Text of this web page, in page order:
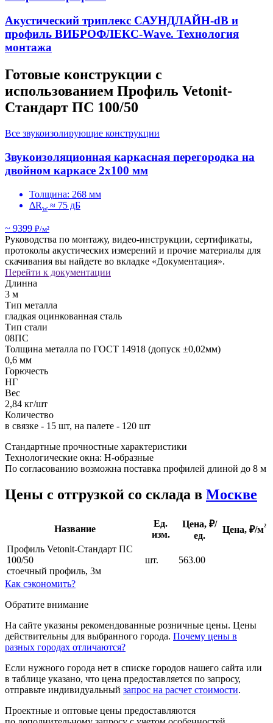
Акустический триплекс САУНДЛАЙН-dB и
профиль ВИБРОФЛЕКС-Wave. Технология
монтажа
Готовые конструкции с
использованием Профиль Vetonit-
Стандарт ПC 100/50
Все звукоизолирующие конструкции
Звукоизоляционная каркасная перегородка на
двойном каркасе 2х100 мм
Толщина: 268 мм
ΔRw≈ 75 дБ
~ 9399 ₽/м²
Руководства по монтажу, видео-инструкции, сертификаты,
протоколы акустических измерений и прочие материалы для
скачивания вы найдете во вкладке «Документация».
Перейти к документации
Длинна
3 м
Тип металла
гладкая оцинкованная сталь
Тип стали
08ПС
Толщина металла по ГОСТ 14918 (допуск ±0,02мм)
0,6 мм
Горючесть
НГ
Вес
2,84 кг/шт
Количество
в связке - 15 шт, на палете - 120 шт
Стандартные прочностные характеристики
Технологические окна: Н-образные
По согласованию возможна поставка профилей длиной до 8 м
Цены с отгрузкой со склада в Москве
Название
Ед.
изм.
Цена, ₽/
ед.
Цена, ₽/м²
Профиль Vetonit-Стандарт ПC
100/50
стоечный профиль, 3м
шт. 563.00
Как сэкономить?
Обратите внимание
На сайте указаны рекомендованные розничные цены. Цены
действительны для выбранного города. Почему цены в
разных городах отличаются?
Если нужного города нет в списке городов нашего сайта или
в таблице указано, что цена предоставляется по запросу,
отправьте индивидуальный запрос на расчет стоимости.
Проектные и оптовые цены предоставляются